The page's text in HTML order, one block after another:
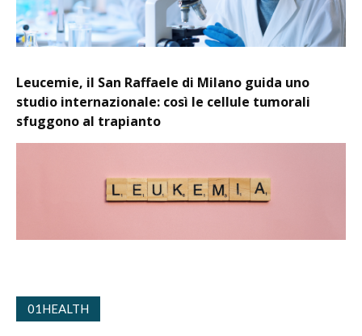
Leucemie, il San Raffaele di Milano guida uno
studio internazionale: così le cellule tumorali
sfuggono al trapianto
01HEALTH